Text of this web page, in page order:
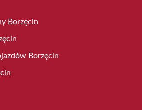
Borzęcin
Borzęcin